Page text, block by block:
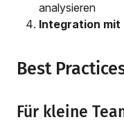
analysieren
Integration mit
Best
Für kleine